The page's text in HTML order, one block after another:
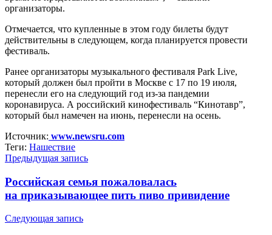
организаторы.
Отмечается, что купленные в этом году билеты будут
действительны в следующем, когда планируется провести
фестиваль.
Ранее организаторы музыкального фестиваля Park Live,
который должен был пройти в Москве с 17 по 19 июля,
перенесли его на следующий год из-за пандемии
коронавируса. А российский кинофестиваль “Кинотавр”,
который был намечен на июнь, перенесли на осень.
Источник: www.newsru.com
Теги: Нашествие
Предыдущая запись
Российская семья пожаловалась
на приказывающее пить пиво привидение
Следующая запись